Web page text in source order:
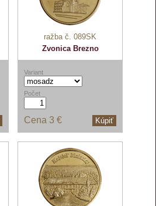
ražba č. 089SK
Zvonica Brezno
Variant
Počet
Kúpiť
Cena 3 €